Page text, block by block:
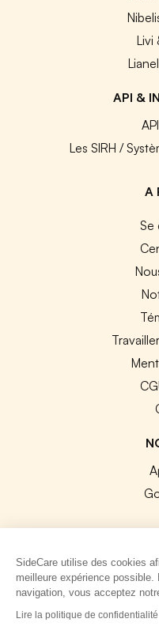
Livi
API &
Les SIRH /
A
Se
© 2026
SideCare utilise des cookies
meilleure expérience possible.
navigation, vous acceptez
Lire la politique de confidentialité